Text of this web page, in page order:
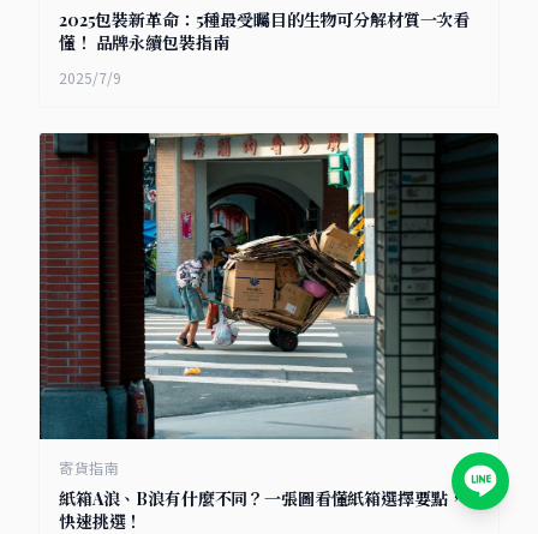
2025包裝新革命：5種最受矚目的生物可分解材質一次看
懂！ 品牌永續包裝指南
2025/7/9
寄貨指南
紙箱A浪、B浪有什麼不同？一張圖看懂紙箱選擇要點，
快速挑選！